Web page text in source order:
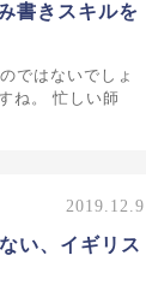
書きスキルを
ではないでしょ
ね。 忙しい師
2019.12.9
い、イギリス